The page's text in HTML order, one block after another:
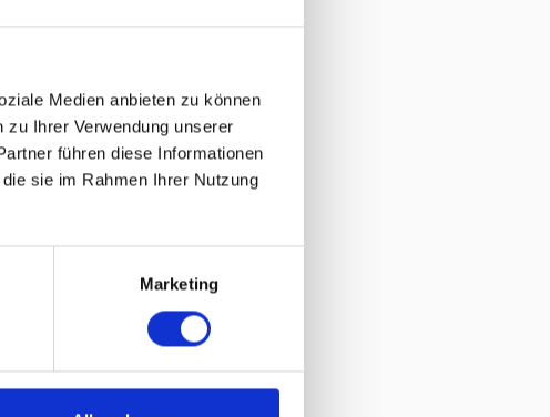
Medien anbieten zu können
zu Ihrer Verwendung unserer
führen diese Informationen
sie im Rahmen Ihrer Nutzung
Marketing